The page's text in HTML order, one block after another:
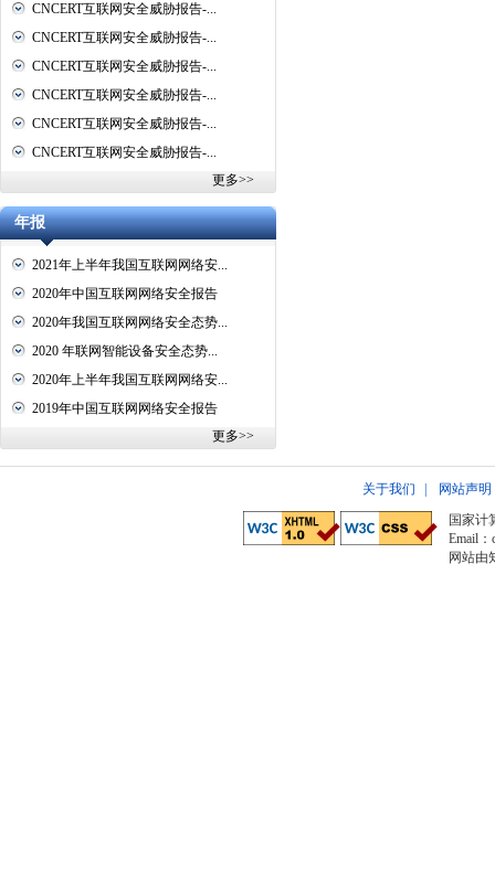
CNCERT互联网安全威胁报告-...
CNCERT互联网安全威胁报告-...
CNCERT互联网安全威胁报告-...
CNCERT互联网安全威胁报告-...
CNCERT互联网安全威胁报告-...
CNCERT互联网安全威胁报告-...
更多>>
年报
2021年上半年我国互联网网络安...
2020年中国互联网网络安全报告
2020年我国互联网网络安全态势...
2020 年联网智能设备安全态势...
2020年上半年我国互联网网络安...
2019年中国互联网网络安全报告
更多>>
关于我们
网站声明
国家计
Email
网站由